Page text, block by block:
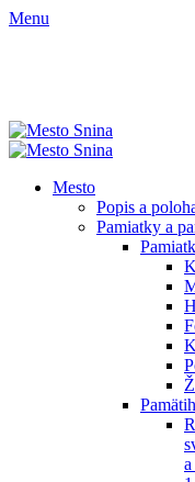
Menu
Mesto
Popis a
Pamiatky a